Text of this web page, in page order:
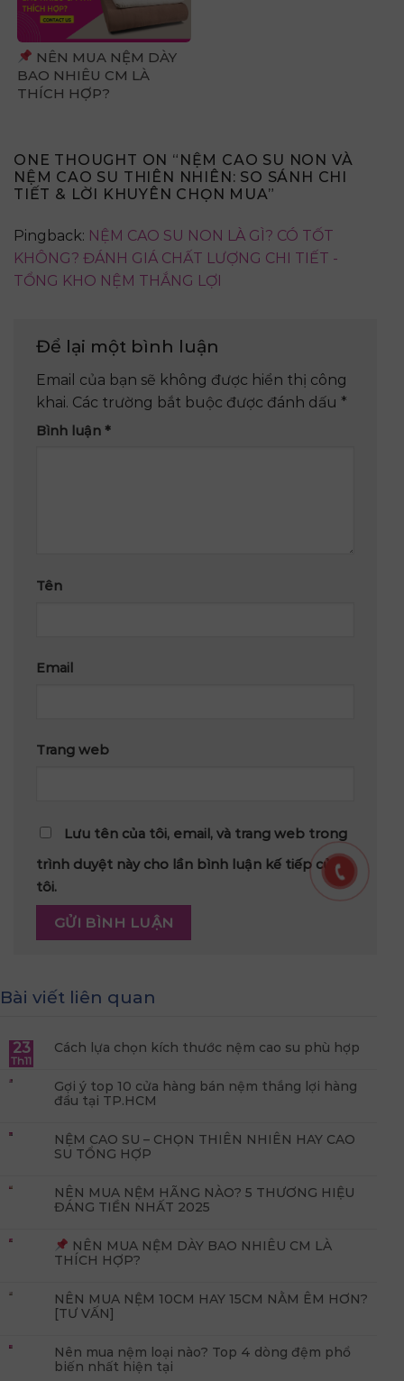
NÊN MUA NỆM DÀY
BAO NHIÊU CM LÀ
THÍCH HỢP?
ONE THOUGHT ON “ NỆM CAO SU NON VÀ
NỆM CAO SU THIÊN NHIÊN: SO SÁNH CHI
TIẾT & LỜI KHUYÊN CHỌN MUA”
Pingback: NỆM CAO SU NON LÀ GÌ? CÓ TỐT
KHÔNG? ĐÁNH GIÁ CHẤT LƯỢNG CHI TIẾT -
TỔNG KHO NỆM THẮNG LỢI
Để lại một bình luận
Email của bạn sẽ không được hiển thị công
khai. Các trường bắt buộc được đánh dấu *
Bình luận *
Tên
Email
Trang web
Lưu tên của tôi, email, và trang web trong
trình duyệt này cho lần bình luận kế tiếp của
tôi.
Bài viết liên quan
23
Th11
Cách lựa chọn kích thước nệm cao su phù hợp
Gợi ý top 10 cửa hàng bán nệm thắng lợi hàng
đầu tại TP.HCM
NỆM CAO SU – CHỌN THIÊN NHIÊN HAY CAO
SU TỔNG HỢP
NÊN MUA NỆM HÃNG NÀO? 5 THƯƠNG HIỆU
ĐÁNG TIỀN NHẤT 2025
NÊN MUA NỆM DÀY BAO NHIÊU CM LÀ
THÍCH HỢP?
NÊN MUA NỆM 10CM HAY 15CM NẰM ÊM HƠN?
[TƯ VẤN]
Nên mua nệm loại nào? Top 4 dòng đệm phổ
biến nhất hiện tại